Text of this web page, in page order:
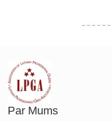
Par Mums